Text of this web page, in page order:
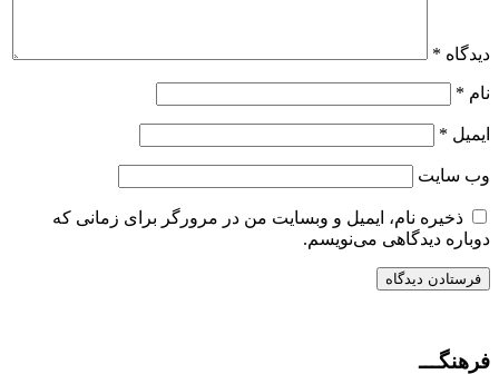
دیدگاه *
نام *
ایمیل *
وب‌ سایت
ذخیره نام، ایمیل و وبسایت من در مرورگر برای زمانی که
دوباره دیدگاهی می‌نویسم.
فرهنگـــ